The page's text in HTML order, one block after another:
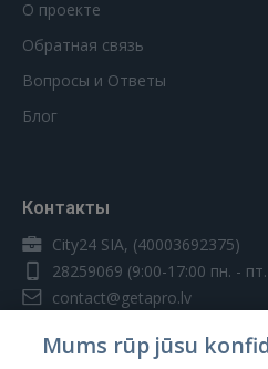
О проекте
Обратная связь
Вопросы и Ответы
Блог
Контакты
City24 SIA, (40003692375)
28259069 (9:00-17:00 пн. -
contact@getapro.lv
Mums rūp jūsu